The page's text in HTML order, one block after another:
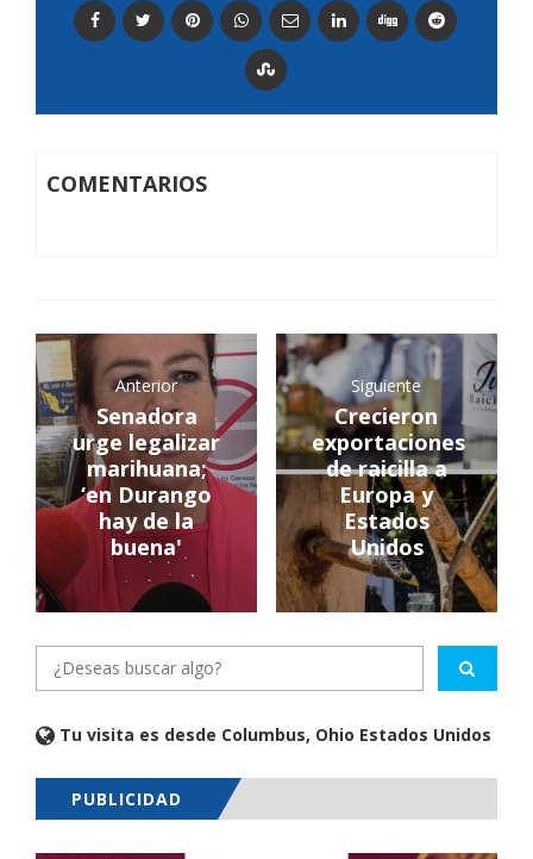
COMENTARIOS
Anterior
Senadora
urge legalizar
marihuana;
‘en Durango
hay de la
buena'
Siguiente
Crecieron
exportaciones
de raicilla a
Europa y
Estados
Unidos
Tu visita es desde Columbus, Ohio Estados Unidos
PUBLICIDAD